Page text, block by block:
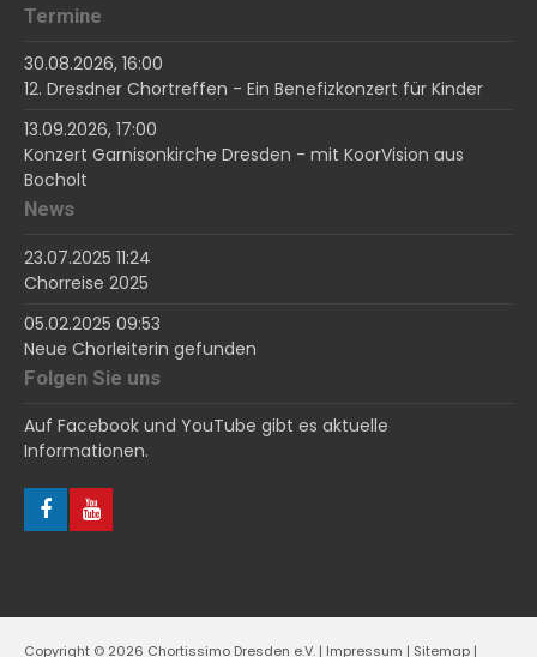
Termine
30.08.2026, 16:00
12. Dresdner Chortreffen - Ein Benefizkonzert für Kinder
13.09.2026, 17:00
Konzert Garnisonkirche Dresden - mit KoorVision aus
Bocholt
News
23.07.2025 11:24
Chorreise 2025
05.02.2025 09:53
Neue Chorleiterin gefunden
Folgen Sie uns
Auf Facebook und YouTube gibt es aktuelle
Informationen.
Copyright © 2026 Chortissimo Dresden e.V. | Impressum | Sitemap |